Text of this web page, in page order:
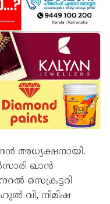
അധ്യക്ഷനായി.
ഖാൻ
സെക്രട്ടറി
വി, നിമിഷ